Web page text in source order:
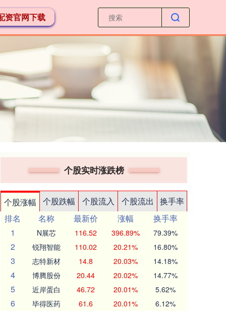
资官网下载
个股实时涨跌榜
个股涨幅 个股跌幅 个股流入 个股流出
换手率
排名
名称 最新价 涨幅
换手率
1
N展芯 116.52 396.89% 79.39%
2 锐翔智能 110.02 20.21% 16.80%
3 志特新材 14.8 20.03% 14.18%
4 博腾股份 20.44 20.02% 14.77%
5 近岸蛋白 46.72 20.01% 5.62%
6 毕得医药 61.6 20.01% 6.12%